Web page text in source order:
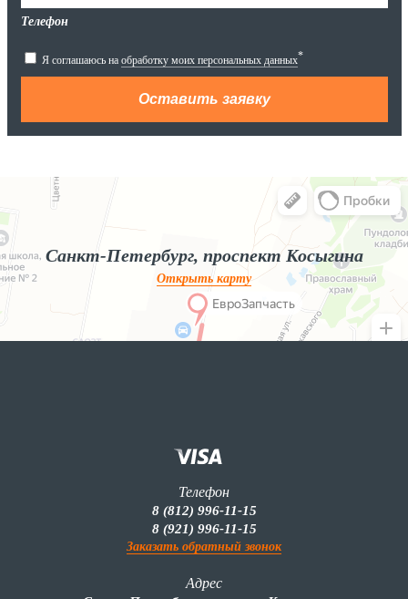
Телефон
Я соглашаюсь на обработку моих персональных данных*
Яндекс.Карты
Яндекс.Карты — поиск мест и адресов, городской транспорт
Санкт-Петербург, проспект Косыгина
Открыть карту
Телефон
8 (812) 996-11-15
8 (921) 996-11-15
Заказать обратный звонок
Адрес